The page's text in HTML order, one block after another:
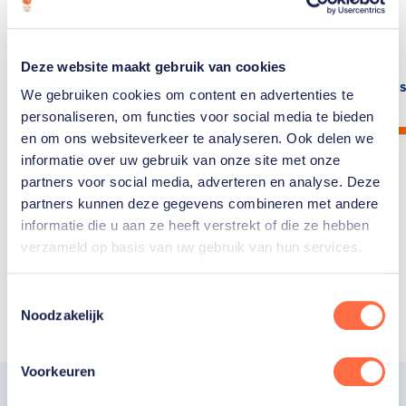
Deze website maakt gebruik van cookies
We gebruiken cookies om content en advertenties te
personaliseren, om functies voor social media te bieden
en om ons websiteverkeer te analyseren. Ook delen we
informatie over uw gebruik van onze site met onze
partners voor social media, adverteren en analyse. Deze
partners kunnen deze gegevens combineren met andere
informatie die u aan ze heeft verstrekt of die ze hebben
verzameld op basis van uw gebruik van hun services.
Noodzakelijk
Voorkeuren
Lees artikel
Toon alle